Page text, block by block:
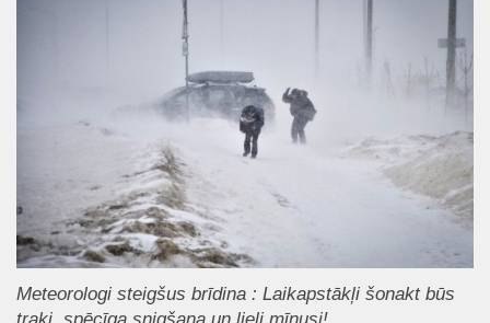
Meteorologi steigšus brīdina : Laikapstākļi šonakt būs